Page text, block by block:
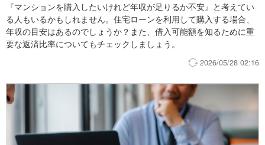
『マンションを購入したいけれど年収が足りるか不安』と考えてい
る人もいるかもしれません。住宅ローンを利用して購入する場合、
年収の目安はあるのでしょうか？また、借入可能額を知るために重
要な返済比率についてもチェックしましょう。
2026/05/28 02:16